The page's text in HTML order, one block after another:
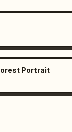
Portrait